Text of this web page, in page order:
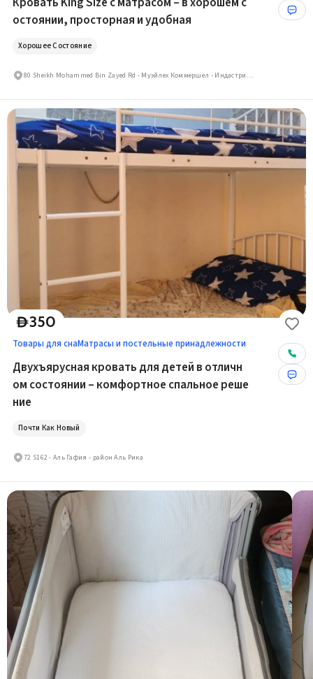
остоянии, просторная и удобная
Хорошее Состояние
80 Sheikh Mohammed Bin Zayed Rd - Муэйлех Коммершел - Индастриал Эрия
D350
Товары для снаМатрасы и постельные принадлежности
Двухъярусная кровать для детей в отличн
ом состоянии – комфортное спальное реше
ние
Почти Как Новый
72 S162 - Аль Гафия - район Аль Рика